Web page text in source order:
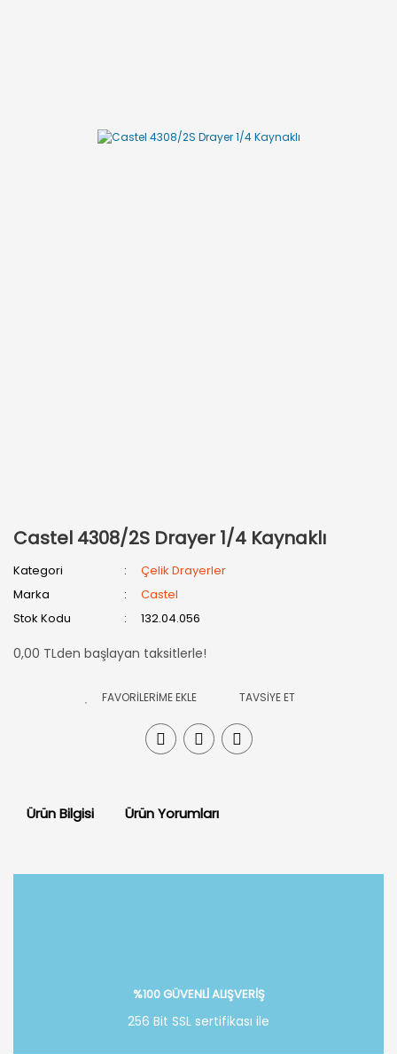
Castel 4308/2S Drayer 1/4 Kaynaklı
Kategori
Çelik Drayerler
Marka
Castel
Stok Kodu
132.04.056
0,00 TLden başlayan taksitlerle!
TAVSİYE ET
Ürün Bilgisi Ürün Yorumları
%100 GÜVENLİ ALIŞVERİŞ
256 Bit SSL sertifikası ile